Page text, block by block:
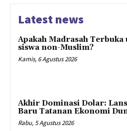
Latest news
Apakah Madrasah Terbuka
siswa non-Muslim?
Kamis, 6 Agustus 2026
Akhir Dominasi Dolar:
Baru Tatanan Ekonomi
Rabu, 5 Agustus 2026